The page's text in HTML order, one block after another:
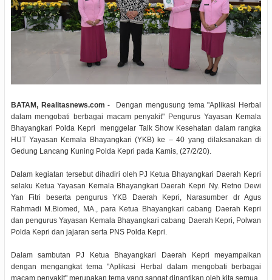
BATAM, Realitasnews.com - Dengan mengusung tema "Aplikasi Herbal
dalam mengobati berbagai macam penyakit" Pengurus Yayasan Kemala
Bhayangkari Polda Kepri menggelar Talk Show Kesehatan dalam rangka
HUT Yayasan Kemala Bhayangkari (YKB) ke – 40 yang dilaksanakan di
Gedung Lancang Kuning Polda Kepri pada Kamis, (27/2/20).
Dalam kegiatan tersebut dihadiri oleh PJ Ketua Bhayangkari Daerah Kepri
selaku Ketua Yayasan Kemala Bhayangkari Daerah Kepri Ny. Retno Dewi
Yan Fitri beserta pengurus YKB Daerah Kepri, Narasumber dr Agus
Rahmadi M.Biomed, MA., para Ketua Bhayangkari cabang Daerah Kepri
dan pengurus Yayasan Kemala Bhayangkari cabang Daerah Kepri, Polwan
Polda Kepri dan jajaran serta PNS Polda Kepri.
Dalam sambutan PJ Ketua Bhayangkari Daerah Kepri meyampaikan
dengan mengangkat tema "Aplikasi Herbal dalam mengobati berbagai
macam penyakit" merupakan tema yang sangat dinantikan oleh kita semua.